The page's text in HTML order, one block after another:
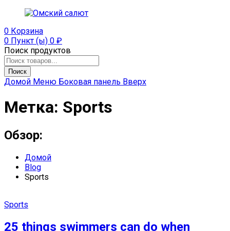
0 Корзина
0 Пункт (ы) 0 ₽
Поиск продуктов
Поиск
Домой Меню Боковая панель Вверх
Метка: Sports
Обзор:
Домой
Blog
Sports
Sports
25 things swimmers can do when